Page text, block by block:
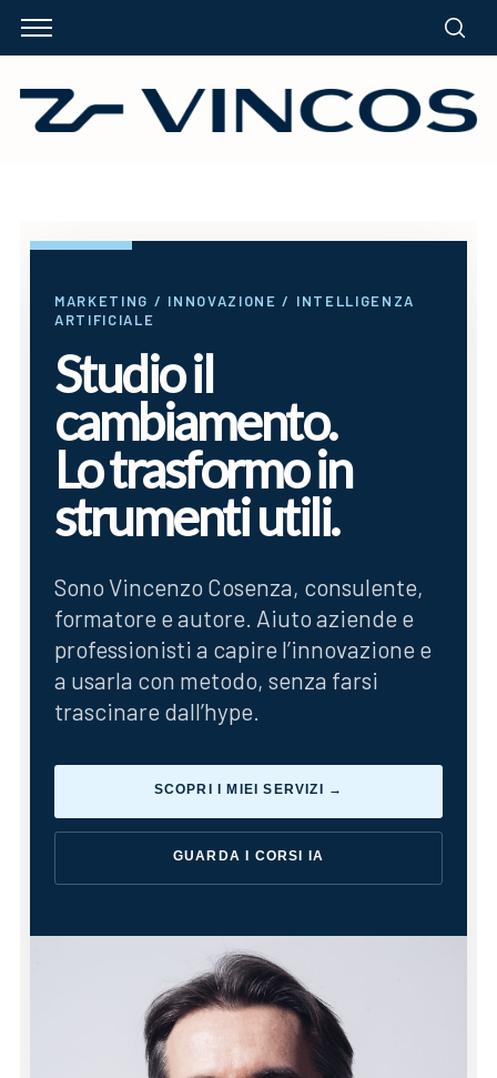
MARKETING / INNOVAZIONE / INTELLIGENZA
ARTIFICIALE
Studio il
cambiamento.
Lo trasformo in
strumenti utili.
Sono Vincenzo Cosenza, consulente,
formatore e autore. Aiuto aziende e
professionisti a capire l’innovazione e
a usarla con metodo, senza farsi
trascinare dall’hype.
SCOPRI I MIEI SERVIZI →
GUARDA I CORSI IA